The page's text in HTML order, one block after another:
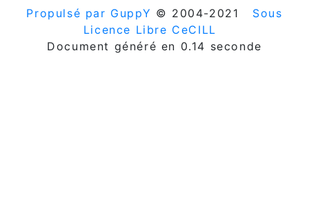
Propulsé par GuppY © 2004-2021
Sous
Licence Libre CeCILL
Document généré en 0.14 seconde